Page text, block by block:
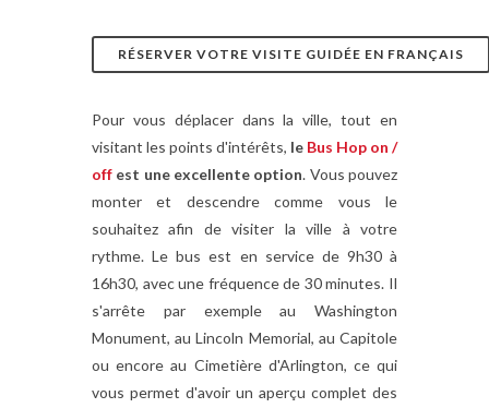
RÉSERVER VOTRE VISITE GUIDÉE EN FRANÇAIS
Pour vous déplacer dans la ville, tout en
visitant les points d'intérêts, le Bus Hop on /
off est une excellente option. Vous pouvez
monter et descendre comme vous le
souhaitez afin de visiter la ville à votre
rythme. Le bus est en service de 9h30 à
16h30, avec une fréquence de 30 minutes. Il
s'arrête par exemple au Washington
Monument, au Lincoln Memorial, au Capitole
ou encore au Cimetière d'Arlington, ce qui
vous permet d'avoir un aperçu complet des